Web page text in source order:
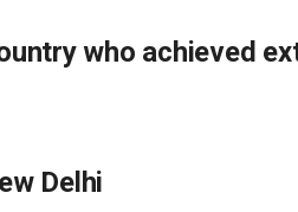
who achieved
Delhi